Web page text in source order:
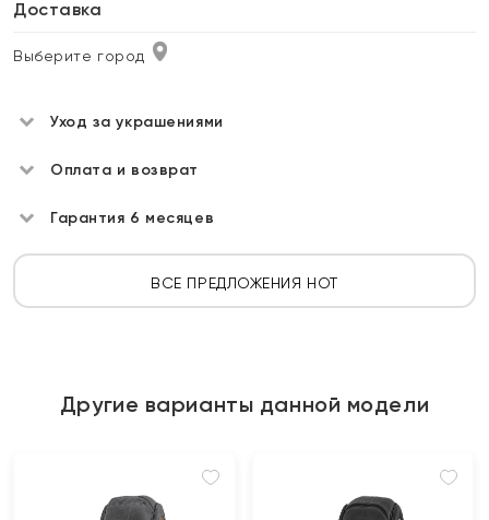
Доставка
Выберите город
Уход за украшениями
Оплата и возврат
Гарантия 6 месяцев
ВСЕ ПРЕДЛОЖЕНИЯ HOT
Другие варианты данной модели